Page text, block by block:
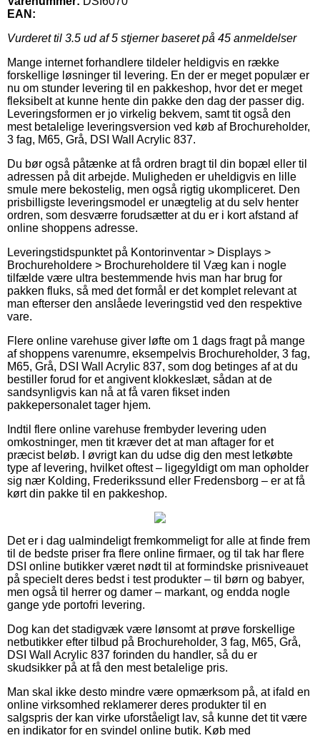
EAN:
Vurderet til 3.5 ud af 5 stjerner baseret på 45 anmeldelser
Mange internet forhandlere tildeler heldigvis en række
forskellige løsninger til levering. En der er meget populær er
nu om stunder levering til en pakkeshop, hvor det er meget
fleksibelt at kunne hente din pakke den dag der passer dig.
Leveringsformen er jo virkelig bekvem, samt tit også den
mest betalelige leveringsversion ved køb af Brochureholder,
3 fag, M65, Grå, DSI Wall Acrylic 837.
Du bør også påtænke at få ordren bragt til din bopæl eller til
adressen på dit arbejde. Muligheden er uheldigvis en lille
smule mere bekostelig, men også rigtig ukompliceret. Den
prisbilligste leveringsmodel er unægtelig at du selv henter
ordren, som desværre forudsætter at du er i kort afstand af
online shoppens adresse.
Leveringstidspunktet på Kontorinventar > Displays >
Brochureholdere > Brochureholdere til Væg kan i nogle
tilfælde være ultra bestemmende hvis man har brug for
pakken fluks, så med det formål er det komplet relevant at
man efterser den anslåede leveringstid ved den respektive
vare.
Flere online varehuse giver løfte om 1 dags fragt på mange
af shoppens varenumre, eksempelvis Brochureholder, 3 fag,
M65, Grå, DSI Wall Acrylic 837, som dog betinges af at du
bestiller forud for et angivent klokkeslæt, sådan at de
sandsynligvis kan nå at få varen fikset inden
pakkepersonalet tager hjem.
Indtil flere online varehuse frembyder levering uden
omkostninger, men tit kræver det at man aftager for et
præcist beløb. I øvrigt kan du udse dig den mest letkøbte
type af levering, hvilket oftest – ligegyldigt om man opholder
sig nær Kolding, Frederikssund eller Fredensborg – er at få
kørt din pakke til en pakkeshop.
Det er i dag ualmindeligt fremkommeligt for alle at finde frem
til de bedste priser fra flere online firmaer, og til tak har flere
DSI online butikker været nødt til at formindske prisniveauet
på specielt deres bedst i test produkter – til børn og babyer,
men også til herrer og damer – markant, og endda nogle
gange yde portofri levering.
Dog kan det stadigvæk være lønsomt at prøve forskellige
netbutikker efter tilbud på Brochureholder, 3 fag, M65, Grå,
DSI Wall Acrylic 837 forinden du handler, så du er
skudsikker på at få den mest betalelige pris.
Man skal ikke desto mindre være opmærksom på, at ifald en
online virksomhed reklamerer deres produkter til en
salgspris der kan virke uforståeligt lav, så kunne det tit være
en indikator for en svindel online butik. Køb med